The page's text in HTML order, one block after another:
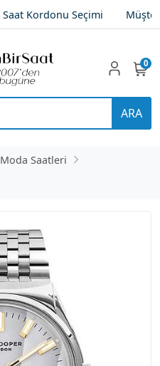
Saat Kordonu Seçimi
ARA
0
Moda Saatleri